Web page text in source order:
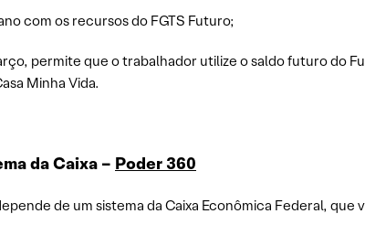
com os recursos do FGTS Futuro;
permite que o trabalhador utilize o saldo futuro do
Minha Vida.
da Caixa – Poder 360
de um sistema da Caixa Econômica Federal,